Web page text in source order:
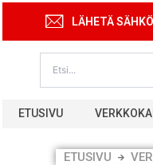
sisältöön
LÄHETÄ
ETUSIVU
ETUSIVU